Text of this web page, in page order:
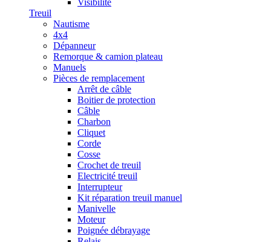
Visibilité
Treuil
Nautisme
4x4
Dépanneur
Remorque & camion plateau
Manuels
Pièces de remplacement
Arrêt de câble
Boitier de protection
Câble
Charbon
Cliquet
Corde
Cosse
Crochet de treuil
Electricité treuil
Interrupteur
Kit réparation treuil manuel
Manivelle
Moteur
Poignée débrayage